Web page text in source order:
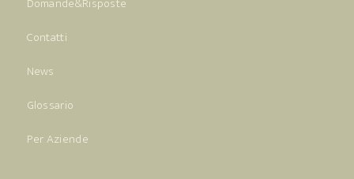
Contatti
News
Glossario
Per Aziende